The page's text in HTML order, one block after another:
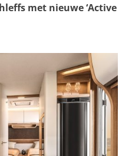
met nieuwe ‘Active